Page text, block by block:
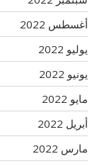
أغسطس 2022
يوليو 2022
يونيو 2022
مايو 2022
أبريل 2022
مارس 2022